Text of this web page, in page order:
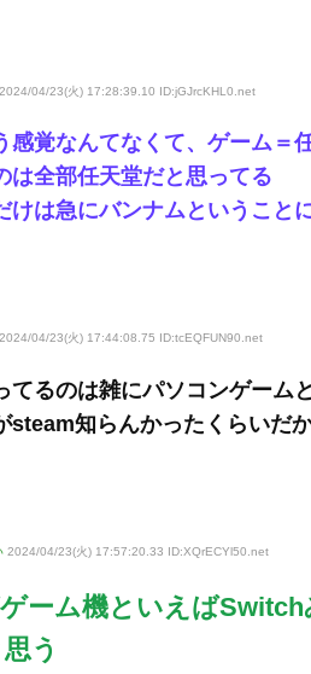
2024/04/23(火) 17:28:39.10 ID:jGJrcKHL0.net
感覚なんてなくて、ゲーム＝
は全部任天堂だと思ってる
けは急にバンナムということ
2024/04/23(火) 17:44:08.75 ID:tcEQFUN90.net
てるのは雑にパソコンゲーム
steam知らんかったくらいだ
2024/04/23(火) 17:57:20.33 ID:XQrECYl50 .net
ーム機といえば
う